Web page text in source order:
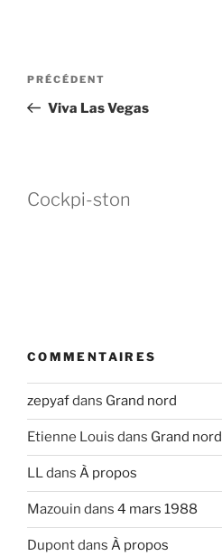
Navigation
l’article
Article
précédent
PRÉCÉDENT
Viva Las Vegas
Cockpi-ston
COMMENTAIRES
zepyafdans Grand nord
Etienne Louis dans Grand nord
LLdans À propos
Mazouin dans 4 mars 1988
Dupontdans À propos